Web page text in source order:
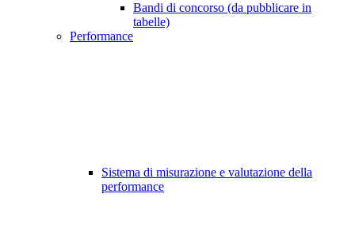
Bandi di concorso (da pubblicare in
tabelle)
Performance
Sistema di misurazione e valutazione della
performance